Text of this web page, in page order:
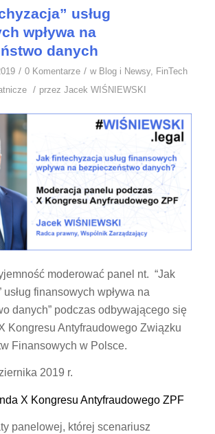
usług
wpływa na
danych
/ 0 Komentarze / w Blog i Newsy, FinTech
/ przez Jacek WIŚNIEWSKI
moderować panel nt. “Jak
usług finansowych wpływa na
danych” podczas odbywającego się
Kongresu Antyfraudowego Związku
Finansowych w Polsce.
2019 r.
X Kongresu Antyfraudowego ZPF
panelowej, której scenariusz